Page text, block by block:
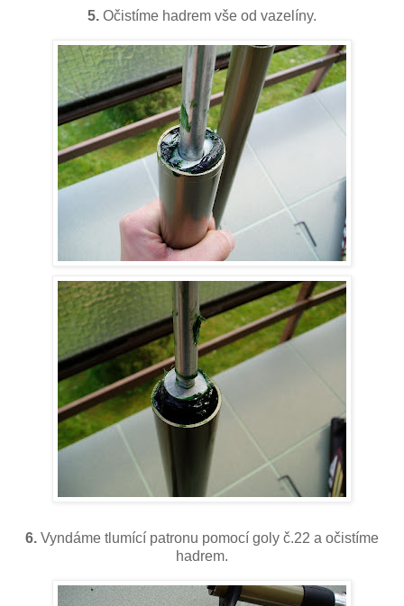
5. Očistíme hadrem vše od vazelíny.
6. Vyndáme tlumící patronu pomocí goly č.22 a očistíme
hadrem.